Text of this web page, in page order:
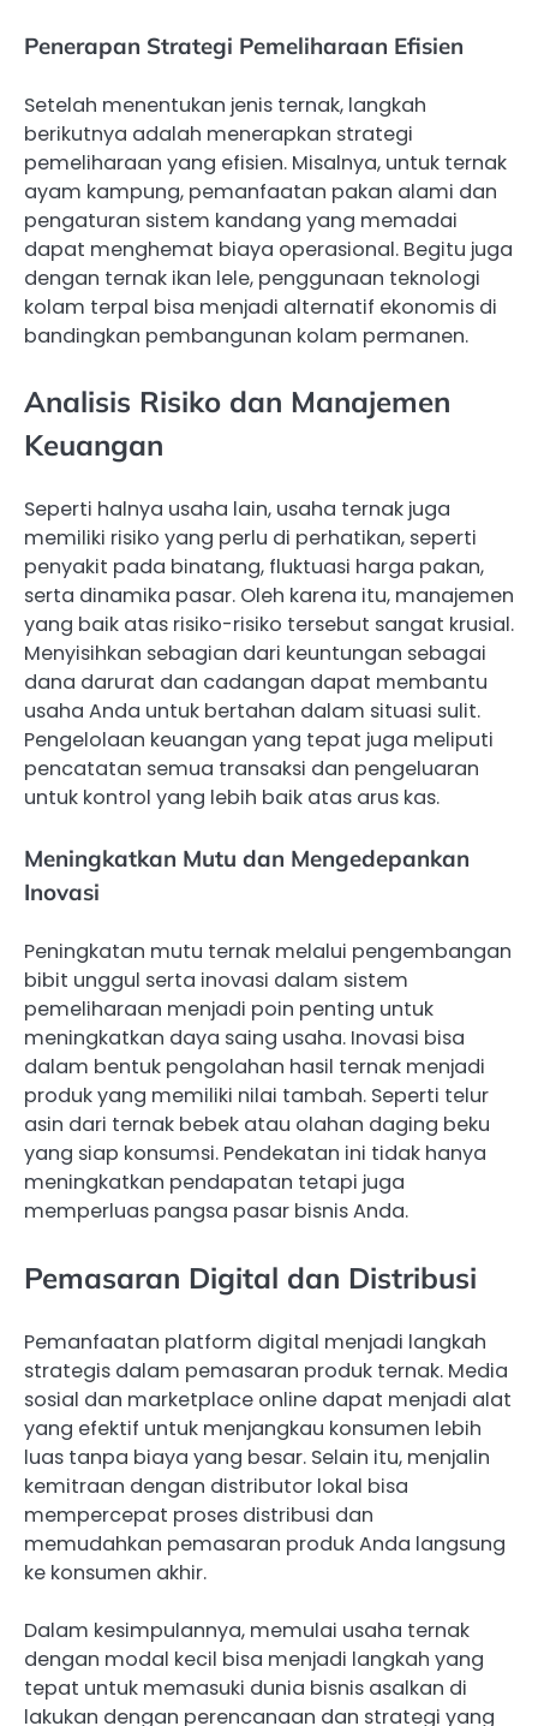
Penerapan Strategi Pemeliharaan Efisien
Setelah menentukan jenis ternak, langkah
berikutnya adalah menerapkan strategi
pemeliharaan yang efisien. Misalnya, untuk ternak
ayam kampung, pemanfaatan pakan alami dan
pengaturan sistem kandang yang memadai
dapat menghemat biaya operasional. Begitu juga
dengan ternak ikan lele, penggunaan teknologi
kolam terpal bisa menjadi alternatif ekonomis di
bandingkan pembangunan kolam permanen.
Analisis Risiko dan Manajemen
Keuangan
Seperti halnya usaha lain, usaha ternak juga
memiliki risiko yang perlu di perhatikan, seperti
penyakit pada binatang, fluktuasi harga pakan,
serta dinamika pasar. Oleh karena itu, manajemen
yang baik atas risiko-risiko tersebut sangat krusial.
Menyisihkan sebagian dari keuntungan sebagai
dana darurat dan cadangan dapat membantu
usaha Anda untuk bertahan dalam situasi sulit.
Pengelolaan keuangan yang tepat juga meliputi
pencatatan semua transaksi dan pengeluaran
untuk kontrol yang lebih baik atas arus kas.
Meningkatkan Mutu dan Mengedepankan
Inovasi
Peningkatan mutu ternak melalui pengembangan
bibit unggul serta inovasi dalam sistem
pemeliharaan menjadi poin penting untuk
meningkatkan daya saing usaha. Inovasi bisa
dalam bentuk pengolahan hasil ternak menjadi
produk yang memiliki nilai tambah. Seperti telur
asin dari ternak bebek atau olahan daging beku
yang siap konsumsi. Pendekatan ini tidak hanya
meningkatkan pendapatan tetapi juga
memperluas pangsa pasar bisnis Anda.
Pemasaran Digital dan Distribusi
Pemanfaatan platform digital menjadi langkah
strategis dalam pemasaran produk ternak. Media
sosial dan marketplace online dapat menjadi alat
yang efektif untuk menjangkau konsumen lebih
luas tanpa biaya yang besar. Selain itu, menjalin
kemitraan dengan distributor lokal bisa
mempercepat proses distribusi dan
memudahkan pemasaran produk Anda langsung
ke konsumen akhir.
Dalam kesimpulannya, memulai usaha ternak
dengan modal kecil bisa menjadi langkah yang
tepat untuk memasuki dunia bisnis asalkan di
lakukan dengan perencanaan dan strategi yang